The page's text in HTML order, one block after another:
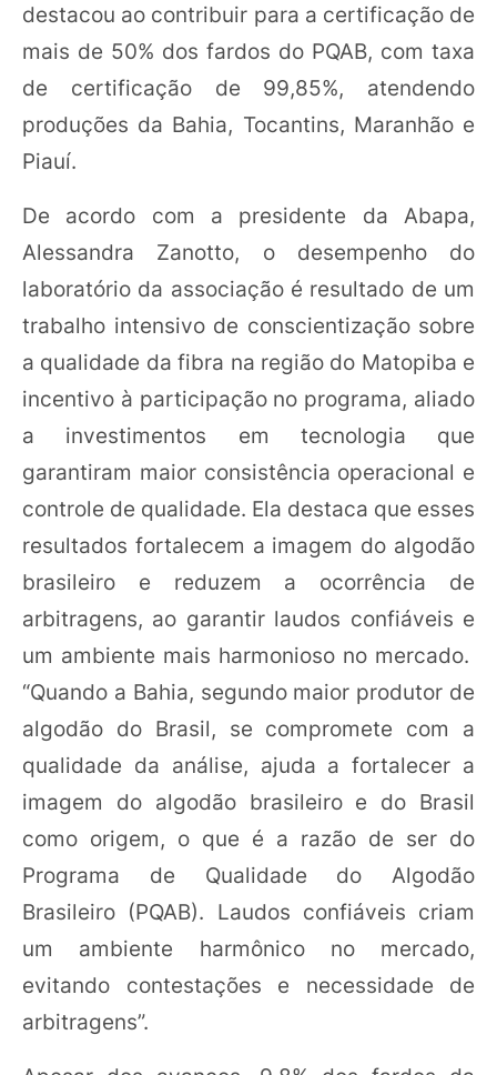
destacou ao contribuir para a certificação de
mais de 50% dos fardos do PQAB, com taxa
de certificação de 99,85%, atendendo
produções da Bahia, Tocantins, Maranhão e
Piauí.
De acordo com a presidente da Abapa,
Alessandra Zanotto, o desempenho do
laboratório da associação é resultado de um
trabalho intensivo de conscientização sobre
a qualidade da fibra na região do Matopiba e
incentivo à participação no programa, aliado
a investimentos em tecnologia que
garantiram maior consistência operacional e
controle de qualidade. Ela destaca que esses
resultados fortalecem a imagem do algodão
brasileiro e reduzem a ocorrência de
arbitragens, ao garantir laudos confiáveis e
um ambiente mais harmonioso no mercado.
“Quando a Bahia, segundo maior produtor de
algodão do Brasil, se compromete com a
qualidade da análise, ajuda a fortalecer a
imagem do algodão brasileiro e do Brasil
como origem, o que é a razão de ser do
Programa de Qualidade do Algodão
Brasileiro (PQAB). Laudos confiáveis criam
um ambiente harmônico no mercado,
evitando contestações e necessidade de
arbitragens”.